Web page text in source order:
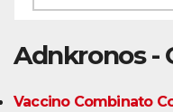
Adnkronos -
Vaccino Combinato